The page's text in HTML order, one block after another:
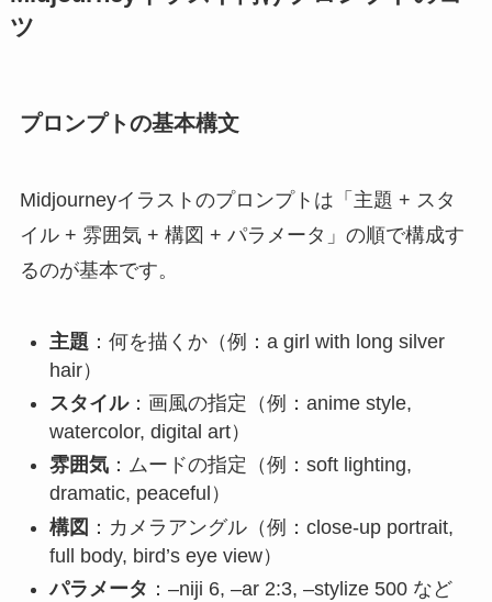
ツ
プロンプトの基本構文
Midjourneyイラストのプロンプトは「主題 + スタ
イル + 雰囲気 + 構図 + パラメータ」の順で構成す
るのが基本です。
主題 ：何を描くか（例：a girl with long silver
hair）
スタイル：画風の指定（例：anime style,
watercolor, digital art）
雰囲気：ムードの指定（例：soft lighting,
dramatic, peaceful）
構図 ：カメラアングル（例：close-up portrait,
full body, bird’s eye view）
パラメータ ：–niji 6, –ar 2:3, –stylize 500 など